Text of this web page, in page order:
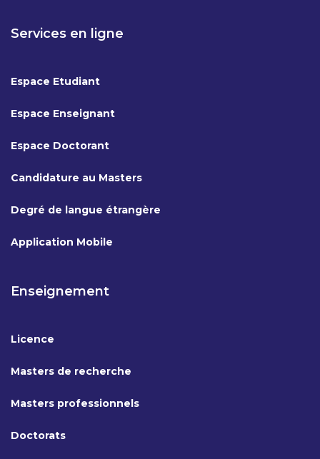
Services en ligne
Espace Etudiant
Espace Enseignant
Espace Doctorant
Candidature au Masters
Degré de langue étrangère
Application Mobile
Enseignement
Licence
Masters de recherche
Masters professionnels
Doctorats